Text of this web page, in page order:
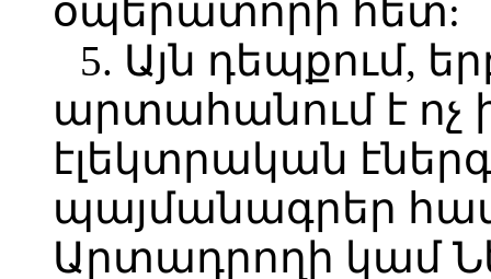
օպերատորի հետ:
5. Այն դեպքում,
արտահանում է ոչ
էլեկտրական
պայմանագրեր
Արտադրողի կամ